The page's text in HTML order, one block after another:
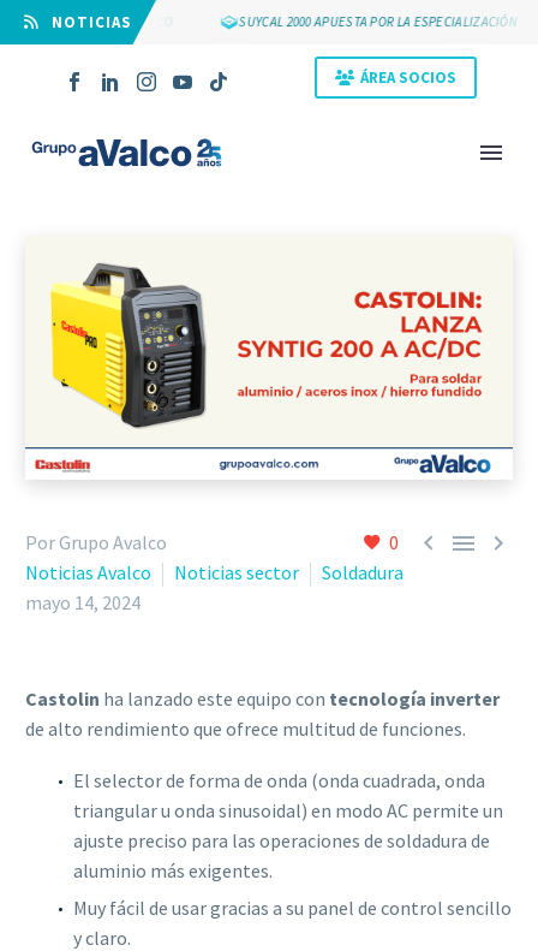
⠀NOTICIAS
25 AÑOS DE GRUPO AVALCO SUYCAL 2000 APUESTA POR LA ESPECIALIZACIÓN
ÁREA SOCIOS
0   
Por Grupo Avalco
Noticias Avalco
Noticias sector
Soldadura
mayo 14, 2024
Castolin ha lanzado este equipo con tecnología inverter
de alto rendimiento que ofrece multitud de funciones.
El selector de forma de onda (onda cuadrada, onda
triangular u onda sinusoidal) en modo AC permite un
ajuste preciso para las operaciones de soldadura de
aluminio más exigentes.
Muy fácil de usar gracias a su panel de control sencillo
y claro.